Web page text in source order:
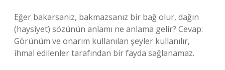
Eğer bakarsanız, bakmazsanız bir bağ olur, dağın
(haysiyet) sözünün anlamı ne anlama gelir? Cevap:
Görünüm ve onarım kullanılan şeyler kullanılır,
ihmal edilenler tarafından bir fayda sağlanamaz.